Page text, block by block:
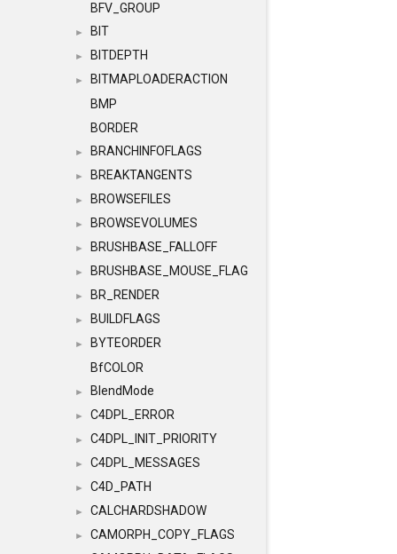
BFV_GROUP
► BIT
► BITDEPTH
►
BITMAPLOADERACTION
BMP
BORDER
► BRANCHINFOFLAGS
► BREAKTANGENTS
► BROWSEFILES
► BROWSEVOLUMES
► BRUSHBASE_FALLOFF
► BRUSHBASE_MOUSE_FLAG
► BR_RENDER
► BUILDFLAGS
►
BYTEORDER
BfCOLOR
► BlendMode
► C4DPL_ERROR
► C4DPL_INIT_PRIORITY
► C4DPL_MESSAGES
► C4D_PATH
► CALCHARDSHADOW
►
CAMORPH_COPY_FLAGS